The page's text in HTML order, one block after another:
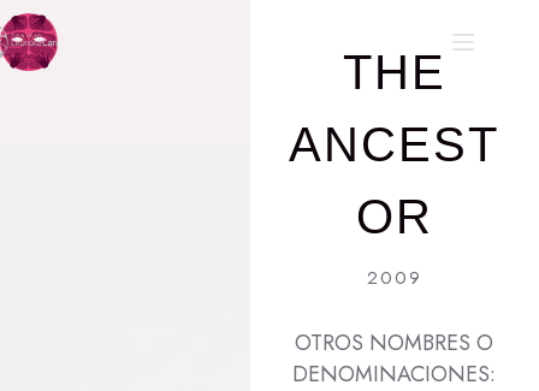
THE
ANCEST
OR
2009
OTROS NOMBRES O
DENOMINACIONES: